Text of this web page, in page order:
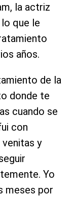
la actriz
que le
años.
de la
donde te
cuando se
con
y
Yo
meses por